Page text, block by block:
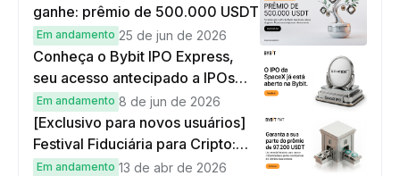
ganhe: prêmio de 500.000 USDT
Em andamento 25 de jun de 2026
Conheça o Bybit IPO Express,
seu acesso antecipado a IPOs
globais
Em andamento 8 de jun de 2026
[Exclusivo para novos usuários]
Festival Fiduciária para Cripto:
complete tarefas simples e
Em andamento 13 de abr de 2026